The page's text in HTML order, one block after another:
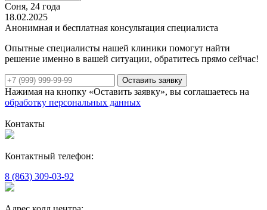
Соня, 24 года
18.02.2025
Анонимная и бесплатная консультация специалиста
Опытные специалисты нашей клиники помогут найти
решение именно в вашей ситуации, обратитесь прямо сейчас!
Оставить заявку
Нажимая на кнопку «Оставить заявку», вы соглашаетесь на
обработку персональных данных
Контакты
Контактный телефон:
8 (863) 309-03-92